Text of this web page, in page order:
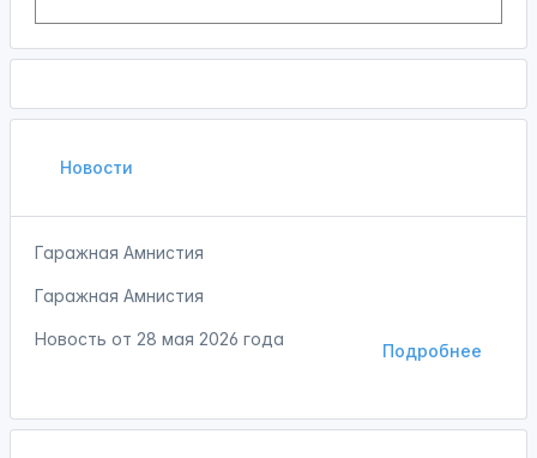
Новости
Гаражная Амнистия
Гаражная Амнистия
Подробнее
Новость от 28 мая 2026 года